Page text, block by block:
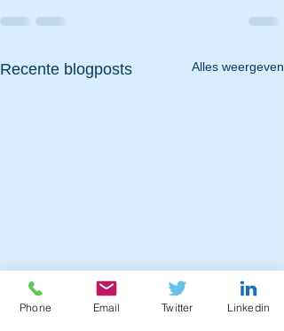
Recente blogposts Alles weergeven
Phone Email Twitter Linkedin